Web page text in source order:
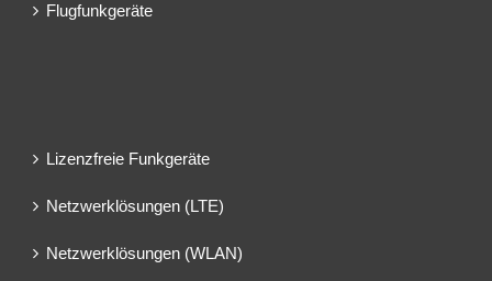
Flugfunkgeräte
Lizenzfreie Funkgeräte
Netzwerklösungen (LTE)
Netzwerklösungen (WLAN)